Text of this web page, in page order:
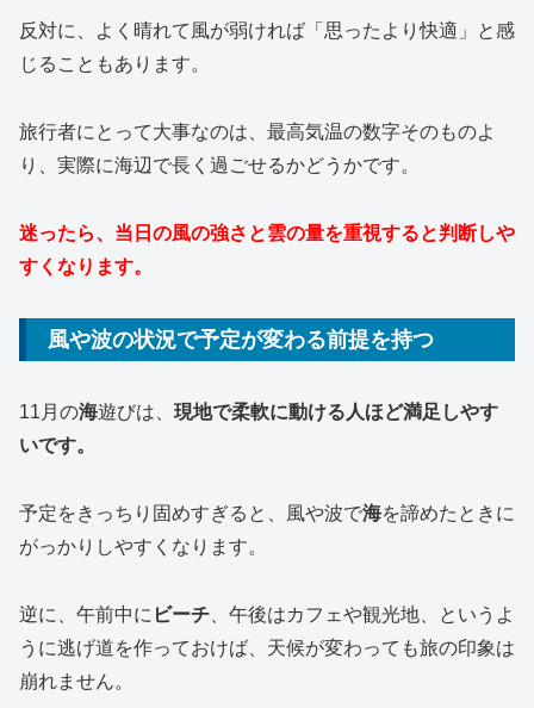
反対に、よく晴れて風が弱ければ「思ったより快適」と感
じることもあります。
旅行者にとって大事なのは、最高気温の数字そのものよ
り、実際に海辺で長く過ごせるかどうかです。
迷ったら、当日の風の強さと雲の量を重視すると判断しや
すくなります。
風や波の状況で予定が変わる前提を持つ
11月の海遊びは、 現地で柔軟に動ける人ほど満足しやす
いです。
予定をきっちり固めすぎると、風や波で海を諦めたときに
がっかりしやすくなります。
逆に、午前中に ビーチ 、午後はカフェや観光地、というよ
うに逃げ道を作っておけば、天候が変わっても旅の印象は
崩れません。